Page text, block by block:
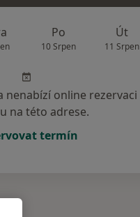
Po
10 Srpen
Út
11 Srpen
nenabízí online rezervaci
na této adrese.
termín